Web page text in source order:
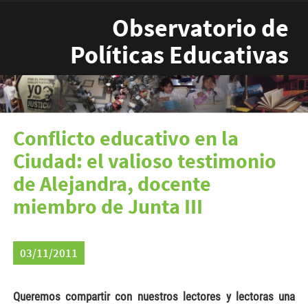
Observatorio de
Políticas Educativas
Conflicto educativo en la
Ciudad: el valioso testimonio
de Alejandra, docente
miembro de Junta III
03/11/2011
Queremos compartir con nuestros lectores y lectoras una